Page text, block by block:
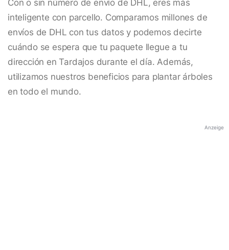
Con o sin número de envío de DHL, eres más
inteligente con parcello. Comparamos millones de
envíos de DHL con tus datos y podemos decirte
cuándo se espera que tu paquete llegue a tu
dirección en Tardajos durante el día. Además,
utilizamos nuestros beneficios para plantar árboles
en todo el mundo.
Anzeige